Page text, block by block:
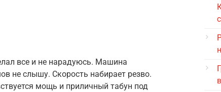
все и не нарадуюсь. Машина
не слышу. Скорость набирает резво.
мощь и приличный табун под